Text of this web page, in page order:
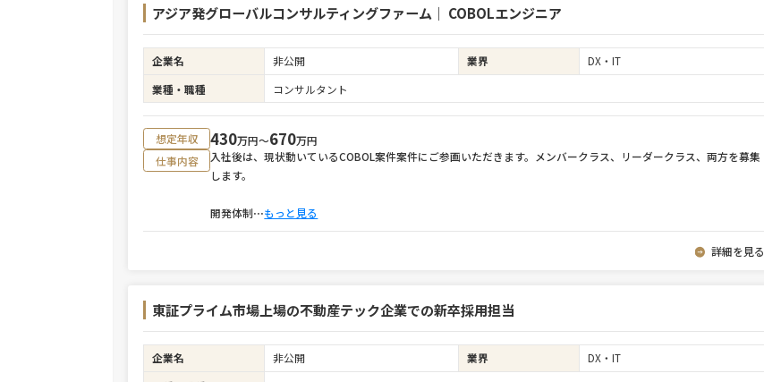
アジア発グローバルコンサルティングファーム｜ COBOLエンジニア
企業名 非公開 業界
DX・IT
業種・職種
コンサルタント
想定年収 430万円〜670万円
仕事内容
入社後は、現状動いているCOBOL案件案件にご参画いただきます。メンバークラス、リーダークラス、両方を募集
します。
開発体制⋯もっと見る
詳細を見る
東証プライム市場上場の不動産テック企業での新卒採用担当
企業名 非公開 業界
DX・IT